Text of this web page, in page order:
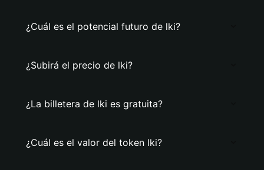
¿Cuál es el potencial futuro de lki?
¿Subirá el precio de lki?
¿La billetera de lki es gratuita?
¿Cuál es el valor del token lki?